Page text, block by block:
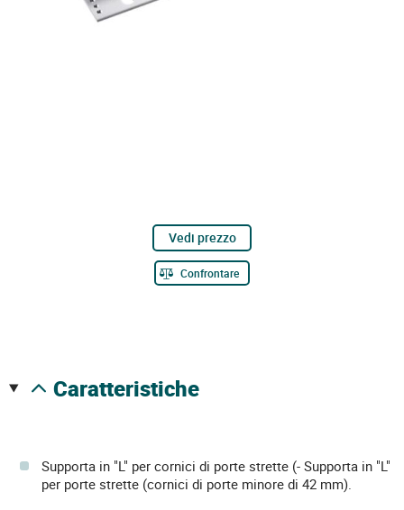
Vedi prezzo
Confrontare
caratteristiche
Supporta in "L" per cornici di porte strette (- Supporta in "L"
per porte strette (cornici di porte minore di 42 mm).